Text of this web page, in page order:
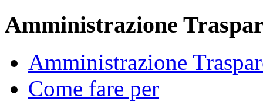
Amministrazione
Amministrazione
Come fare per